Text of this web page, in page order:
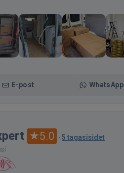
E-post WhatsApp
5.0 · 5 tagasisidet